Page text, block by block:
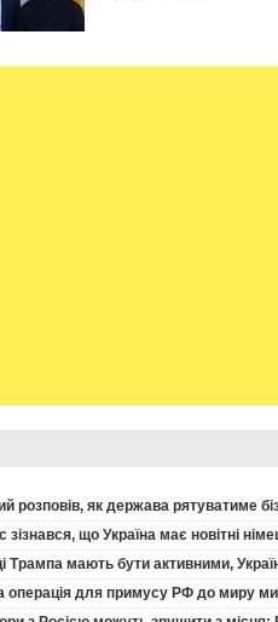
розповів, як держава рятуватиме
зізнався, що Україна має новітні
Трампа мають бути активними,
операція для примусу РФ до миру